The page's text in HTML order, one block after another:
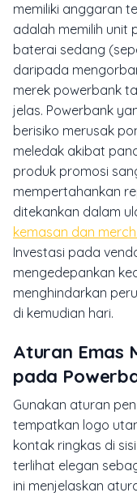
memiliki anggaran
adalah memilih unit
baterai sedang
daripada
merek powerbank
jelas. Powerbank
berisiko merusak
meledak akibat
produk promosi
mempertahankan
ditekankan dalam
kemasan dan
Investasi pada
mengedepankan
menghindarkan
di kemudian hari.
Aturan Emas
pada
Gunakan aturan
tempatkan logo
kontak ringkas di
terlihat elegan
ini menjelaskan